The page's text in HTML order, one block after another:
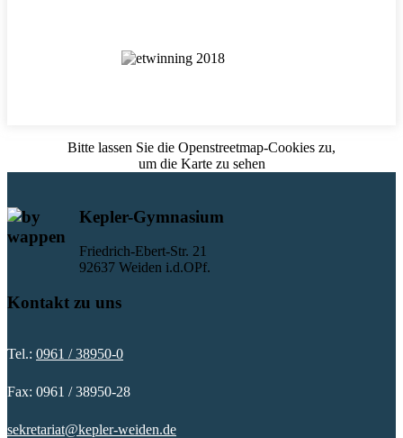
Bitte lassen Sie die Openstreetmap-Cookies zu,
um die Karte zu sehen
Kepler-Gymnasium
Friedrich-Ebert-Str. 21
92637 Weiden i.d.OPf.
Kontakt zu uns
Tel.: 0961 / 38950-0
Fax: 0961 / 38950-28
sekretariat@kepler-weiden.de